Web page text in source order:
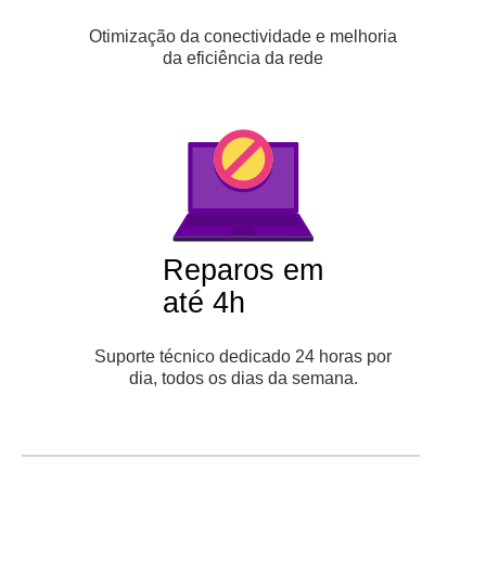
Otimização da conectividade e melhoria
da eficiência da rede
Reparos em
até 4h
Suporte técnico dedicado 24 horas por
dia, todos os dias da semana.